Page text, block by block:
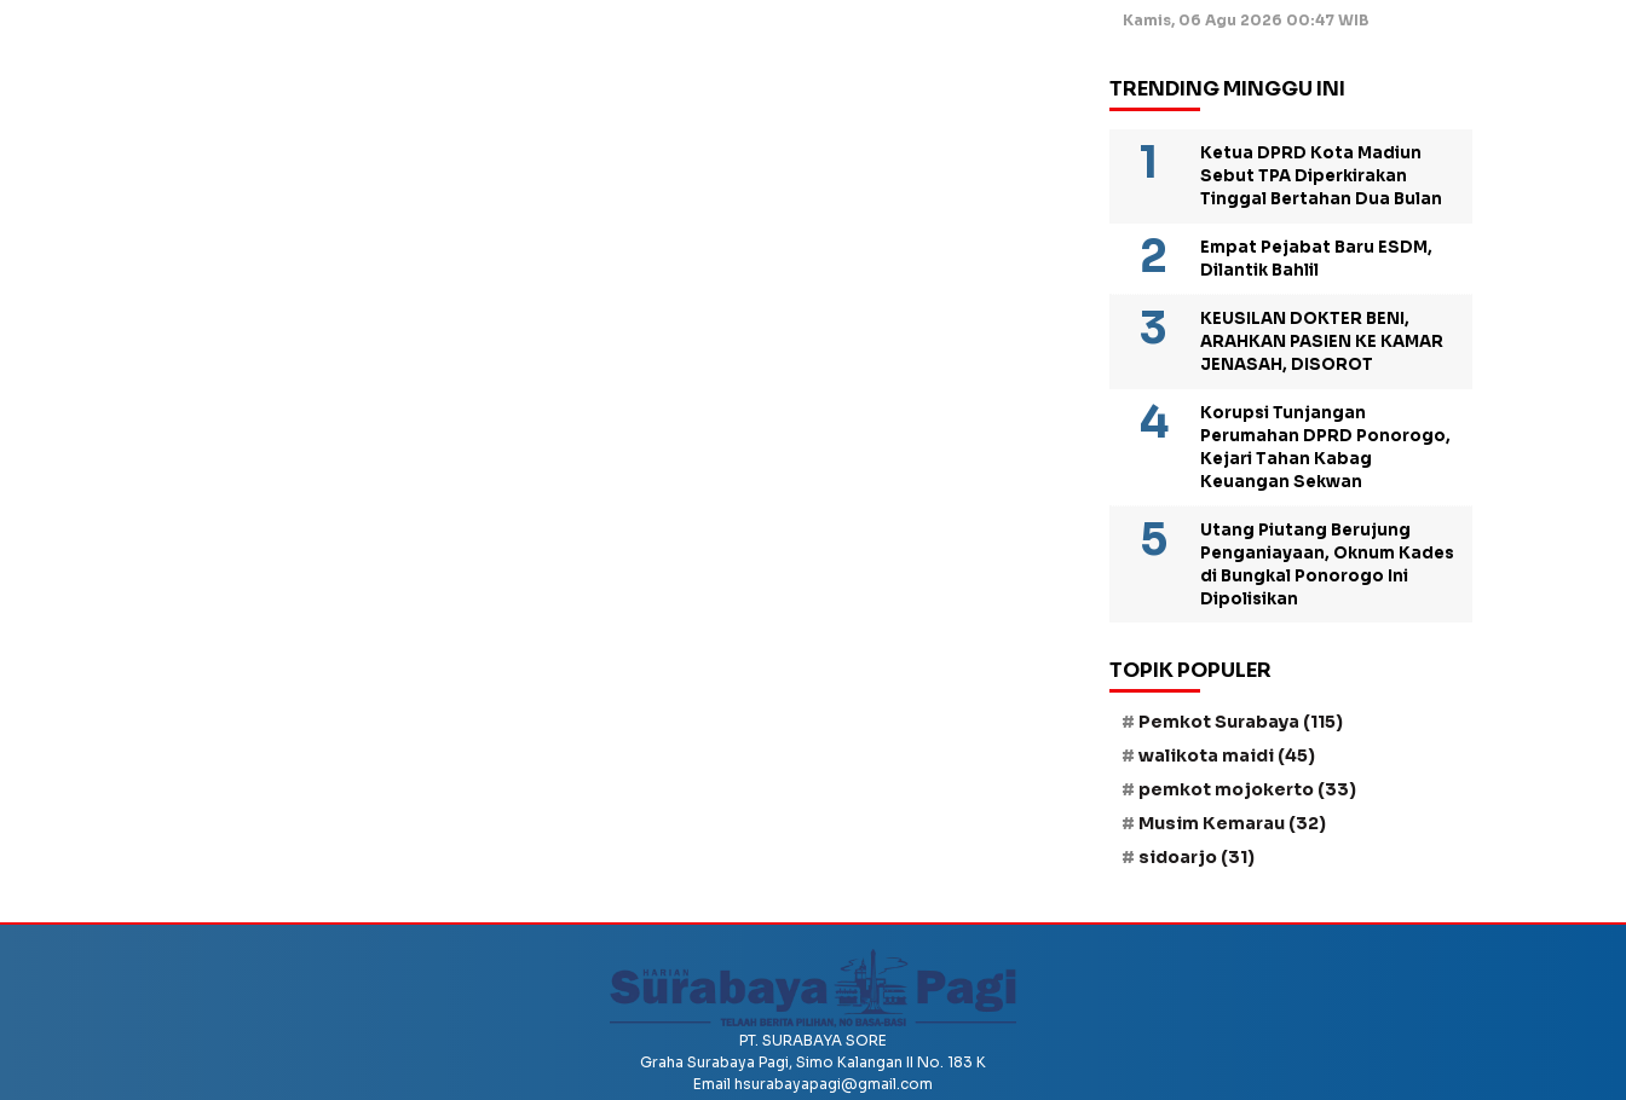
Kamis, 06 Agu 2026 00:47 WIB
TRENDING MINGGU INI
Ketua DPRD Kota Madiun
Sebut TPA Diperkirakan
Tinggal Bertahan Dua Bulan
Empat Pejabat Baru ESDM,
Dilantik Bahlil
KEUSILAN DOKTER BENI,
ARAHKAN PASIEN KE KAMAR
JENASAH, DISOROT
Korupsi Tunjangan
Perumahan DPRD Ponorogo,
Kejari Tahan Kabag
Keuangan Sekwan
Utang Piutang Berujung
Penganiayaan, Oknum Kades
di Bungkal Ponorogo Ini
Dipolisikan
TOPIK POPULER
Pemkot Surabaya (115)
walikota maidi (45)
pemkot mojokerto (33)
Musim Kemarau (32)
sidoarjo (31)
PT. SURABAYA SORE
Graha Surabaya Pagi, Simo Kalangan II No. 183 K
Email hsurabayapagi@gmail.com